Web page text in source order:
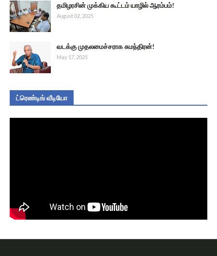
தமிழரசின் முக்கிய கூட்டம் யாழில் ஆரம்பம்!
August 02, 2025
வடக்கு முதலமைச்சராக சுமந்திரன்!
May 17, 2025
ட்ரெண்டிங் வீடியோ